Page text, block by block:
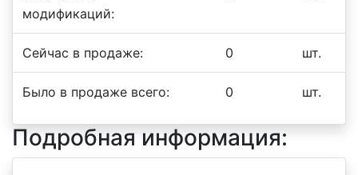
модификаций:
Сейчас в продаже: 0 шт.
Было в продаже всего: 0 шт.
Подробная информация: